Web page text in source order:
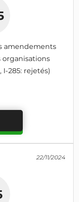
amendements
I-285: rejetés)
22/11/2024